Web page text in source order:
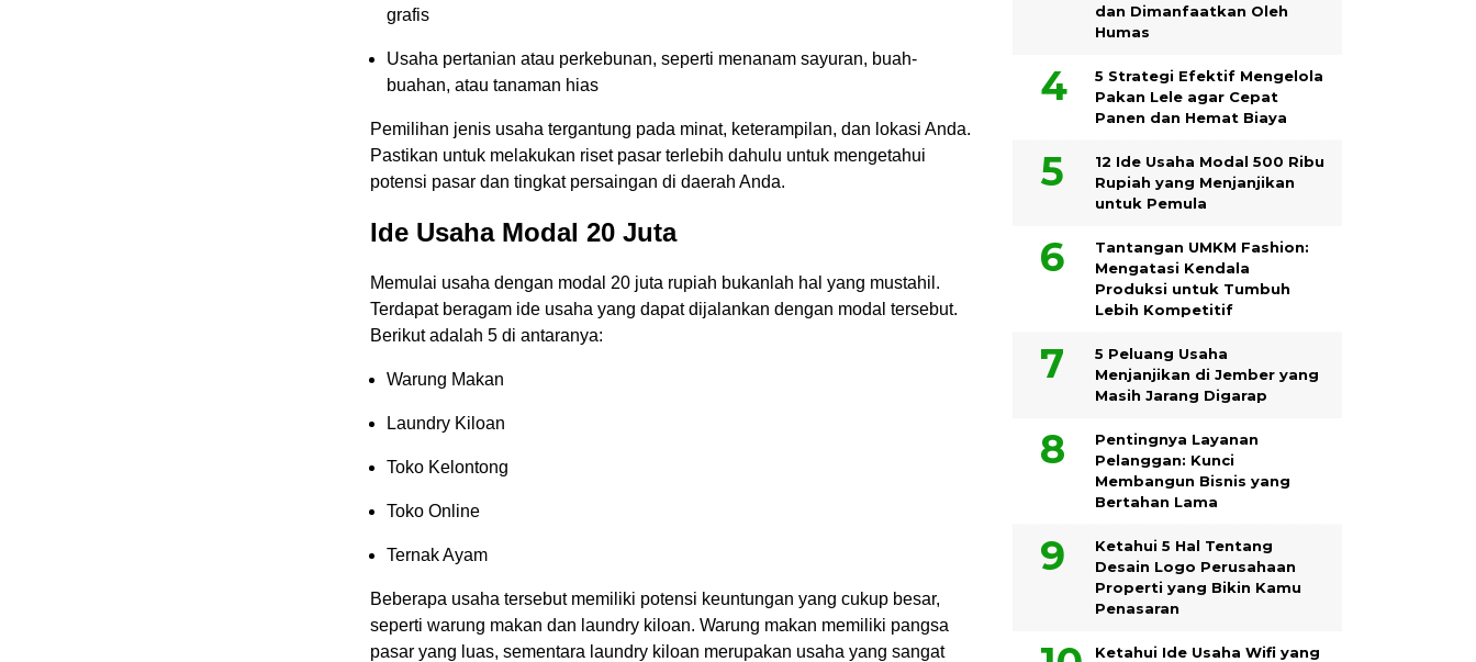
grafis
Usaha pertanian atau perkebunan, seperti menanam sayuran, buah-
buahan, atau tanaman hias
Pemilihan jenis usaha tergantung pada minat, keterampilan, dan lokasi Anda.
Pastikan untuk melakukan riset pasar terlebih dahulu untuk mengetahui
potensi pasar dan tingkat persaingan di daerah Anda.
Ide Usaha Modal 20 Juta
Memulai usaha dengan modal 20 juta rupiah bukanlah hal yang mustahil.
Terdapat beragam ide usaha yang dapat dijalankan dengan modal tersebut.
Berikut adalah 5 di antaranya:
Warung Makan
Laundry Kiloan
Toko Kelontong
Toko Online
Ternak Ayam
Beberapa usaha tersebut memiliki potensi keuntungan yang cukup besar,
seperti warung makan dan laundry kiloan. Warung makan memiliki pangsa
pasar yang luas, sementara laundry kiloan merupakan usaha yang sangat
dan Dimanfaatkan Oleh
Humas
5 Strategi Efektif Mengelola
Pakan Lele agar Cepat
Panen dan Hemat Biaya
12 Ide Usaha Modal 500 Ribu
Rupiah yang Menjanjikan
untuk Pemula
Tantangan UMKM Fashion:
Mengatasi Kendala
Produksi untuk Tumbuh
Lebih Kompetitif
5 Peluang Usaha
Menjanjikan di Jember yang
Masih Jarang Digarap
Pentingnya Layanan
Pelanggan: Kunci
Membangun Bisnis yang
Bertahan Lama
Ketahui 5 Hal Tentang
Desain Logo Perusahaan
Properti yang Bikin Kamu
Penasaran
Ketahui Ide Usaha Wifi yang